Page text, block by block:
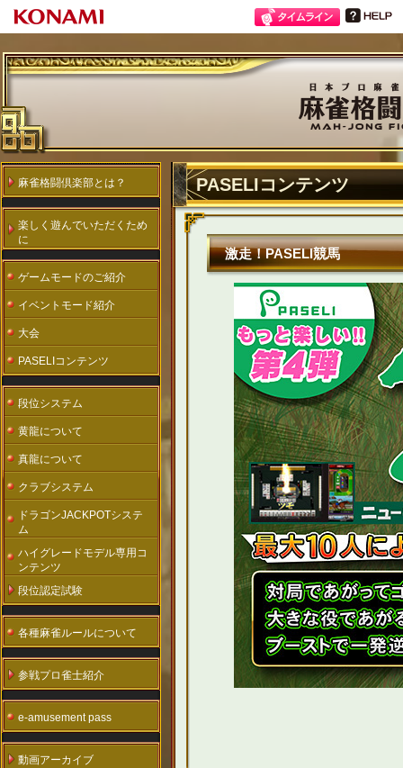
PASELIコンテンツ
激走！PASELI競馬
麻雀格闘倶楽部とは？
楽しく遊んでいただくため
に
ゲームモードのご紹介
イベントモード紹介
大会
PASELIコンテンツ
段位システム
黄龍について
真龍について
クラブシステム
ドラゴンJACKPOTシステ
ム
ハイグレードモデル専用コ
ンテンツ
段位認定試験
各種麻雀ルールについて
参戦プロ雀士紹介
e-amusement pass
動画アーカイブ